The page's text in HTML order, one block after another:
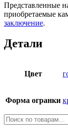
Представленные
приобретаемые
заключение.
Детали
Цвет
Форма огранки
Искать: